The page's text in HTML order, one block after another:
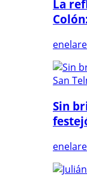
La
Sin